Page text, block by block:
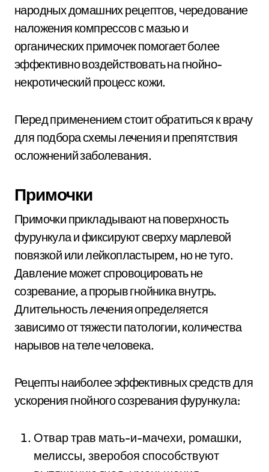
народных домашних рецептов, чередование
наложения компрессов с мазью и
органических примочек помогает более
эффективно воздействовать на гнойно-
некротический процесс кожи.
Перед применением стоит обратиться к врачу
для подбора схемы лечения и препятствия
осложнений заболевания.
Примочки
Примочки прикладывают на поверхность
фурункула и фиксируют сверху марлевой
повязкой или лейкопластырем, но не туго.
Давление может спровоцировать не
созревание, а прорыв гнойника внутрь.
Длительность лечения определяется
зависимо от тяжести патологии, количества
нарывов на теле человека.
Рецепты наиболее эффективных средств для
ускорения гнойного созревания фурункула:
Отвар трав мать-и-мачехи, ромашки,
мелиссы, зверобоя способствуют